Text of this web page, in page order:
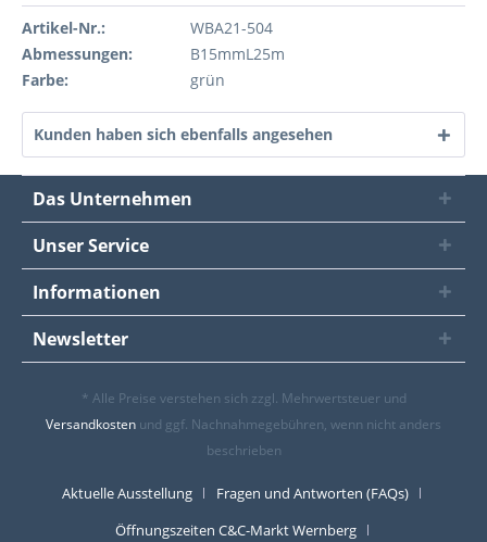
Artikel-Nr.:
WBA21-504
Abmessungen:
B15mmL25m
Farbe:
grün
Kunden haben sich ebenfalls angesehen
Das Unternehmen
Unser Service
Informationen
Newsletter
* Alle Preise verstehen sich zzgl. Mehrwertsteuer und
Versandkosten und ggf. Nachnahmegebühren, wenn nicht anders
beschrieben
Aktuelle Ausstellung
Fragen und Antworten (FAQs)
Öffnungszeiten C&C-Markt Wernberg